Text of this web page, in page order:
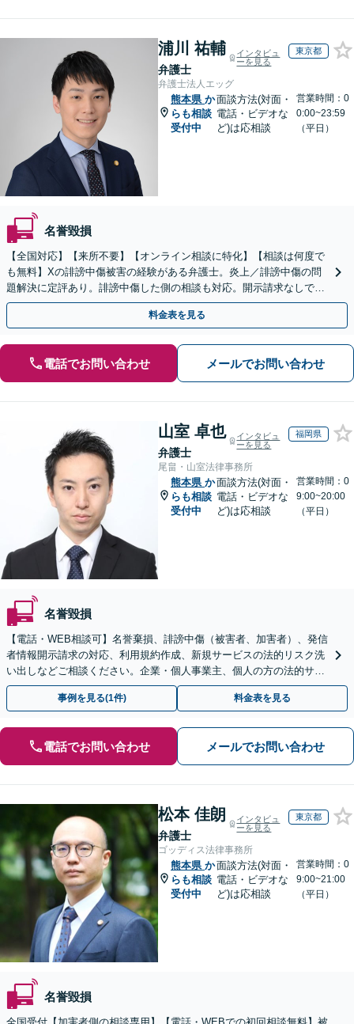
浦川 祐輔
弁護士
インタビュ
ーを見る
東京都
弁護士法人エッグ
熊本県 か
らも相談
受付中
面談方法(対面・
電話・ビデオな
ど)は応相談
営業時間：0
0:00~23:59
（平日）
名誉毀損
【全国対応】【来所不要】【オンライン相談に特化】【相談は何度で
も無料】Xの誹謗中傷被害の経験がある弁護士。炎上／誹謗中傷の問
題解決に定評あり。誹謗中傷した側の相談も対応。開示請求なしで本
人の特定ができる場合もあり。
料金表を見る
電話でお問い合わせ メールでお問い合わせ
山室 卓也
弁護士
インタビュ
ーを見る
福岡県
尾畠・山室法律事務所
熊本県 か
らも相談
受付中
面談方法(対面・
電話・ビデオな
ど)は応相談
営業時間：0
9:00~20:00
（平日）
名誉毀損
【電話・WEB相談可】名誉棄損、誹謗中傷（被害者、加害者）、発信
者情報開示請求の対応、利用規約作成、新規サービスの法的リスク洗
い出しなどご相談ください。企業・個人事業主、個人の方の法的サポ
ートをいたします【スポット相談可】
事例を見る(1件) 料金表を見る
電話でお問い合わせ メールでお問い合わせ
松本 佳朗
弁護士
インタビュ
ーを見る
東京都
ゴッディス法律事務所
熊本県 か
らも相談
受付中
面談方法(対面・
電話・ビデオな
ど)は応相談
営業時間：0
9:00~21:00
（平日）
名誉毀損